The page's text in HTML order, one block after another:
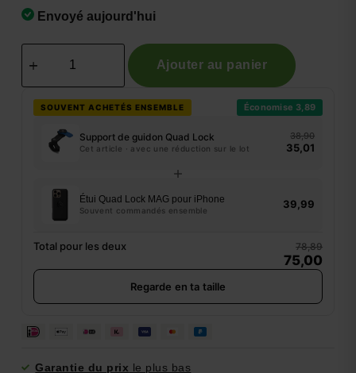
Envoyé aujourd'hui
Ajouter au panier
SOUVENT ACHETÉS ENSEMBLE Économise 3,89
Support de guidon Quad Lock
Cet article · avec une réduction sur le lot
38,90
35,01
Étui Quad Lock MAG pour iPhone
Souvent commandés ensemble 39,99
Total pour les deux 78,89
75,00
Regarde en ta taille
Garantie du prix le plus bas